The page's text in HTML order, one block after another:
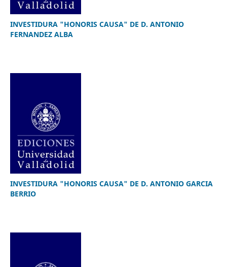
INVESTIDURA "HONORIS CAUSA" DE D. ANTONIO
FERNANDEZ ALBA
INVESTIDURA "HONORIS CAUSA" DE D. ANTONIO GARCIA
BERRIO